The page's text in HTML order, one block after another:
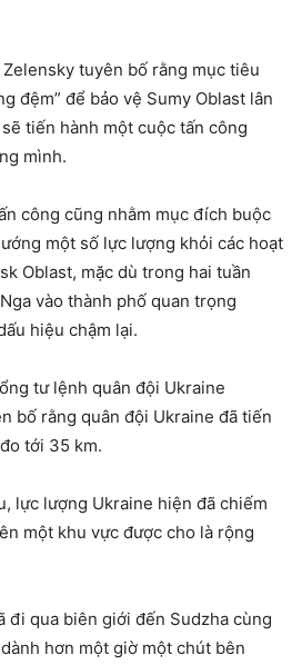
tuyên bố rằng mục tiêu
đệm” để bảo vệ Sumy Oblast lân
tiến hành một cuộc tấn công
mình.
công cũng nhằm mục đích buộc
một số lực lượng khỏi các hoạt
Oblast, mặc dù trong hai tuần
vào thành phố quan trọng
hiệu chậm lại.
tư lệnh quân đội Ukraine
bố rằng quân đội Ukraine đã tiến
tới 35 km.
lực lượng Ukraine hiện đã chiếm
một khu vực được cho là rộng
đi qua biên giới đến Sudzha cùng
hơn một giờ một chút bên